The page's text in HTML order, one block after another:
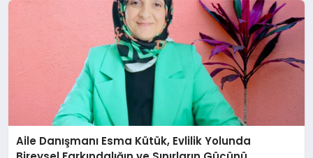
Aile Danışmanı Esma Kütük, Evlilik Yolunda